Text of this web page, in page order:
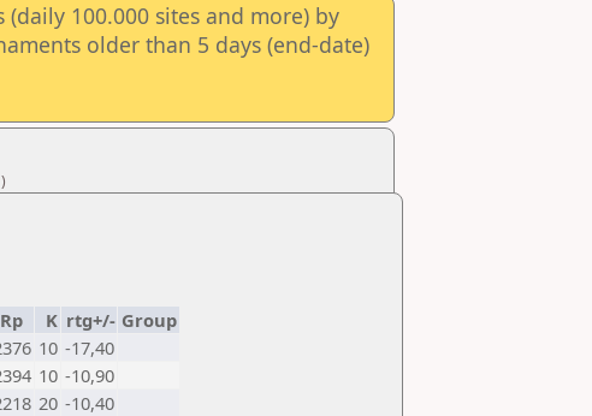
100.000 sites and more) by
older than 5 days (end-date)
Rp K rtg+/- Group
10 -17,40
10 -10,90
20 -10,40